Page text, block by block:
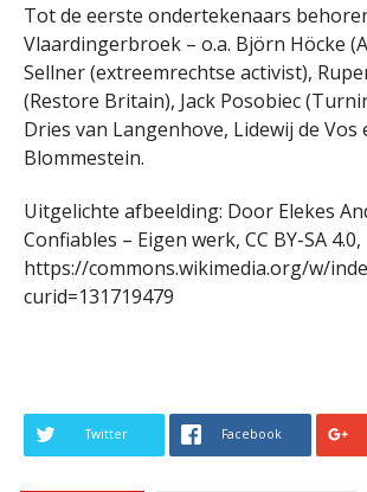
Tot de eerste ondertekenaars
Vlaardingerbroek – o.a. Björn Höcke
Sellner (extreemrechtse activist),
(Restore Britain), Jack Posobiec
Dries van Langenhove, Lidewij de Vos
Blommestein.
Uitgelichte afbeelding: Door Elekes
Confiables – Eigen werk, CC BY-SA 4.0,
https://commons.wikimedia.org/w/
curid=131719479
Twitter Facebook